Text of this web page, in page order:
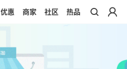
优惠 商家 社区 热品